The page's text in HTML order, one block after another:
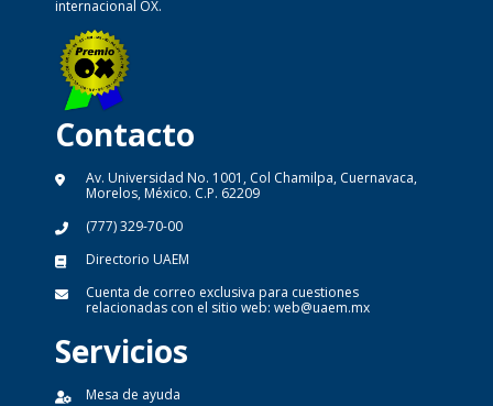
internacional OX.
Contacto
Av. Universidad No. 1001, Col Chamilpa, Cuernavaca,
Morelos, México. C.P. 62209
(777) 329-70-00
Directorio UAEM
Cuenta de correo exclusiva para cuestiones
relacionadas con el sitio web: web@uaem.mx
Servicios
Mesa de ayuda